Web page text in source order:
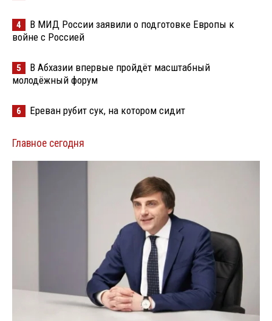
4
В МИД России заявили о подготовке Европы к
войне с Россией
5
В Абхазии впервые пройдёт масштабный
молодёжный форум
6 Ереван рубит сук, на котором сидит
Главное сегодня